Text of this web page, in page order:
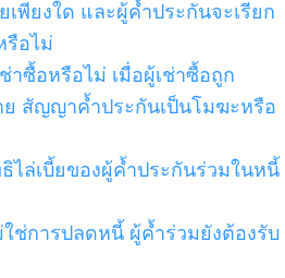
พียงใด และผู้ค้ำประกันจะเรียก
รือไม่
าซื้อหรือไม่ เมื่อผู้เช่าซื้อถูก
สัญญาค้ำประกันเป็นโมฆะหรือ
ไล่เบี้ยของผู้ค้ำประกันร่วมในหนี้
ช่การปลดหนี้ ผู้ค้ำร่วมยังต้องรับ